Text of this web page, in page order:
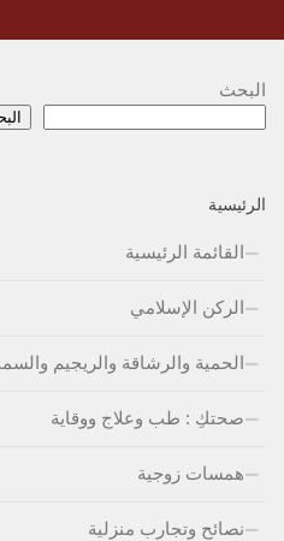
البحث
الرئيسية
القائمة الرئيسية
الركن الإسلامي
الحمية والرشاقة والريجيم
صحتكِ : طب وعلاج ووقاية
همسات زوجية
نصائح وتجارب منزلية